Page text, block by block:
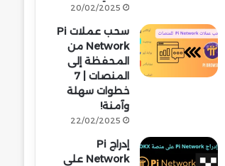
20/02/2025
سحب عملات Pi
Network من
المحفظة إلى
المنصات | 7
خطوات سهلة
وآمنة!
22/02/2025
إدراج Pi
Network على